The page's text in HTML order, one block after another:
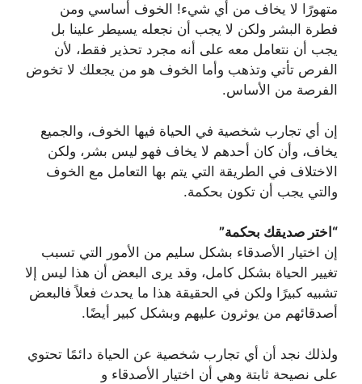
متهورًا لا يخاف من أي شيء! ‏الخوف أساسي ومن
فطرة البشر ولكن لا يجب أن نجعله يسيطر علينا بل
يجب أن نتعامل معه على أنه مجرد تحذير فقط، لأن
الفرص تأتي وتذهب وأما الخوف هو من يجعلك لا تخوض
الفرصة من الأساس.
إن أي تجارب شخصية في الحياة فيها الخوف، والجميع
يخاف، وأن كان أحدهم لا يخاف فهو ليس بشر، ولكن
الاختلاف في الطريقة التي يتم بها التعامل مع الخوف
والتي يجب أن تكون بحكمة.
“اختر صديقك بحكمة”
‏إن اختيار الأصدقاء بشكل سليم من الأمور التي تسبب
تغيير الحياة بشكل كامل، ‏وقد يرى البعض أن هذا ليس إلا
تشبيه كبيرًا ولكن في الحقيقة هذا ما يحدث فعلاً فالبعض
أصدقائهم من يوثرون عليهم وبشكل كبير أيضًا.
‏ولذلك نجد أن أي تجارب شخصية عن الحياة دائمًا تحتوي
على نصيحة ثابتة وهي أن اختيار الأصدقاء و